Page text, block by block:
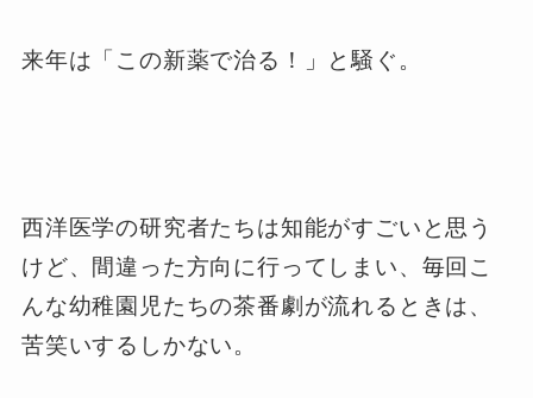
来年は「この新薬で治る！」と騒ぐ。
西洋医学の研究者たちは知能がすごいと思う
けど、間違った方向に行ってしまい、毎回こ
んな幼稚園児たちの茶番劇が流れるときは、
苦笑いするしかない。